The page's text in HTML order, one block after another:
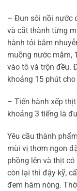
– Đun sôi nồi nước
và cắt thành từng
hành tỏi băm
muỗng nước mắm,
vào tô và trộn đều.
khoảng 15 phút
– Tiến hành xếp
khoảng 3 tiếng là
Yêu cầu thành
mùi vị thơm ngon
phồng lên và thịt
còn lại thì đậy kỹ,
đem hâm nóng.